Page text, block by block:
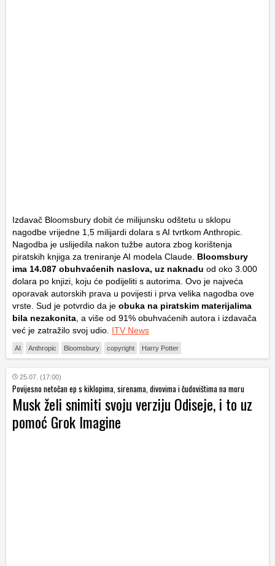
Izdavač Bloomsbury dobit će milijunsku odštetu u sklopu
nagodbe vrijedne 1,5 milijardi dolara s AI tvrtkom Anthropic.
Nagodba je uslijedila nakon tužbe autora zbog korištenja
piratskih knjiga za treniranje AI modela Claude. Bloomsbury
ima 14.087 obuhvaćenih naslova, uz naknadu od oko 3.000
dolara po knjizi, koju će podijeliti s autorima. Ovo je najveća
oporavak autorskih prava u povijesti i prva velika nagodba ove
vrste. Sud je potvrdio da je obuka na piratskim materijalima
bila nezakonita , a više od 91% obuhvaćenih autora i izdavača
već je zatražilo svoj udio. ITV News
AI Anthropic Bloomsbury copyright Harry Potter
25.07. (17:00)
Povijesno netočan ep s kiklopima, sirenama, divovima i čudovištima na moru
Musk želi snimiti svoju verziju Odiseje, i to uz
pomoć Grok Imagine